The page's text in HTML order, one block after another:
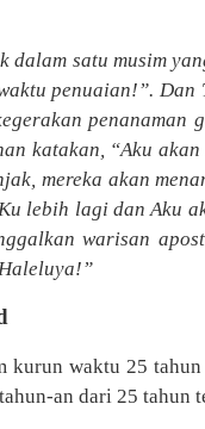
dalam satu musim
penuaian!”.
katakan, “Aku
mereka akan
lebih lagi dan Aku
warisan
waktu 25
an dari 25 tahun